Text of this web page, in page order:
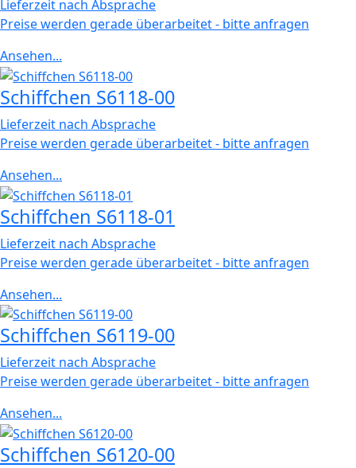
Lieferzeit nach Absprache
Preise werden gerade überarbeitet - bitte anfragen
Ansehen...
Schiffchen S6118-00
Lieferzeit nach Absprache
Preise werden gerade überarbeitet - bitte anfragen
Ansehen...
Schiffchen S6118-01
Lieferzeit nach Absprache
Preise werden gerade überarbeitet - bitte anfragen
Ansehen...
Schiffchen S6119-00
Lieferzeit nach Absprache
Preise werden gerade überarbeitet - bitte anfragen
Ansehen...
Schiffchen S6120-00